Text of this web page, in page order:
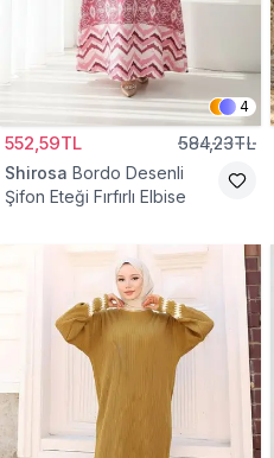
4
552,59TL 584,23TL
Shirosa Bordo Desenli
Şifon Eteği Fırfırlı Elbise